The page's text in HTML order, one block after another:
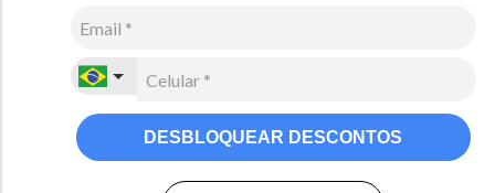
DESBLOQUEAR DESCONTOS
Marrom